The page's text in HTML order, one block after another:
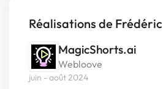
Réalisations de Frédéric
MagicShorts.ai
Webloove
juin - août 2024